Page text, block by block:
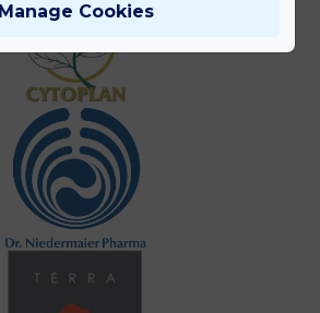
Manage Cookies